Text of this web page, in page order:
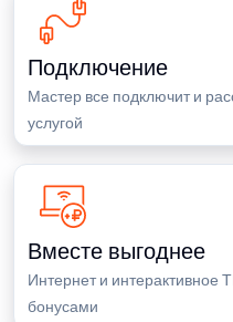
Подключение
Мастер все подключит и
услугой
Вместе выгоднее
Интернет и интерактивное
бонусами